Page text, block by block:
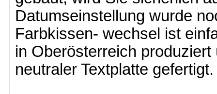
Datumseinstellung wurde
Farbkissen- wechsel ist
in Oberösterreich
neutraler Textplatte gefertigt.